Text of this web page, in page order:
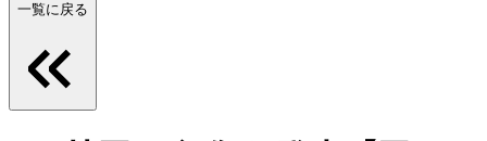
一覧に戻る